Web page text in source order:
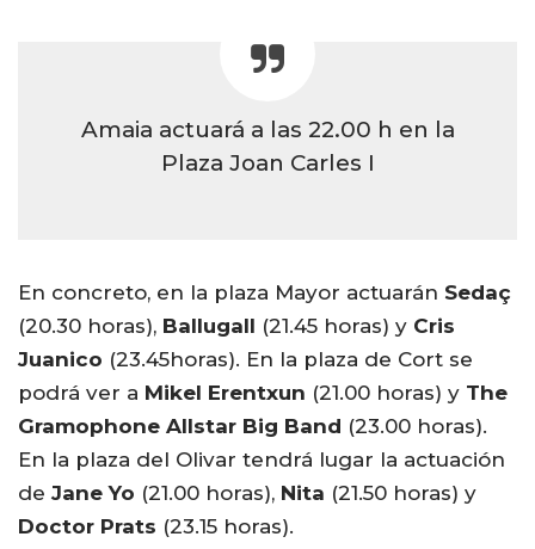
Amaia actuará a las 22.00 h en la
Plaza Joan Carles I
En concreto, en la plaza Mayor actuarán Sedaç
(20.30 horas), Ballugall (21.45 horas) y Cris
Juanico (23.45horas). En la plaza de Cort se
podrá ver a Mikel Erentxun (21.00 horas) y The
Gramophone Allstar Big Band (23.00 horas).
En la plaza del Olivar tendrá lugar la actuación
de Jane Yo (21.00 horas), Nita (21.50 horas) y
Doctor Prats (23.15 horas).